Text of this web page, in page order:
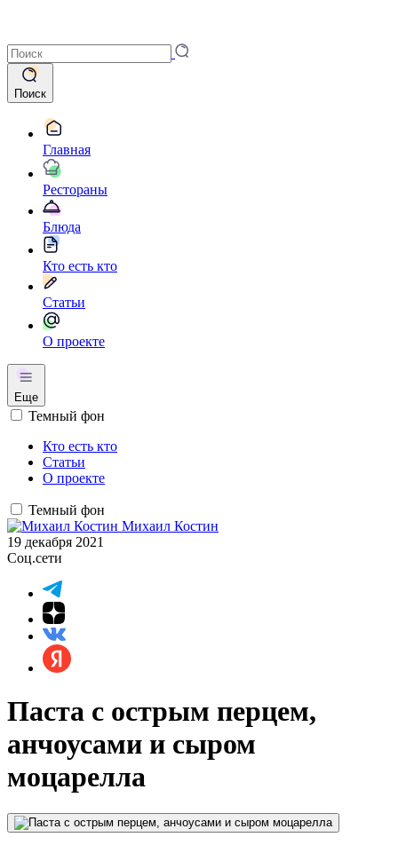
Поиск
Главная
Рестораны
Блюда
Кто есть кто
Статьи
О проекте
Еще
Темный фон
Кто есть кто
Статьи
О проекте
Темный фон
Михаил Костин
19 декабря 2021
Соц.сети
Паста с острым перцем,
анчоусами и сыром
моцарелла